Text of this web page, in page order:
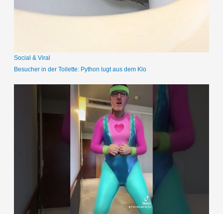
c
Social & Viral
Besucher in der Toilette: Python lugt aus dem Klo